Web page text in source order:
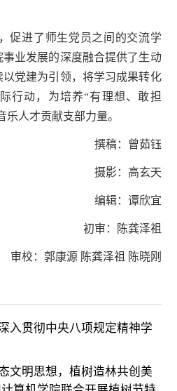
促进了师生党员之间的交流学
业发展的深度融合提供了生动
党建为引领，将学习成果转化
行动，为培养“有理想、敢担
乐人才贡献支部力量。
撰稿：曾茹钰
摄影：高玄天
编辑：谭欣宜
初审：陈龚泽祖
审校：郭康源 陈龚泽祖 陈晓刚
入贯彻中央八项规定精神学
文明思想，植树造林共创美